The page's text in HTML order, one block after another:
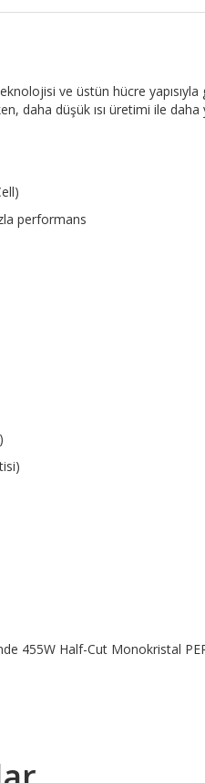
ve üstün hücre
daha düşük ısı üretimi ile daha
performans
455W Half-Cut Monokristal